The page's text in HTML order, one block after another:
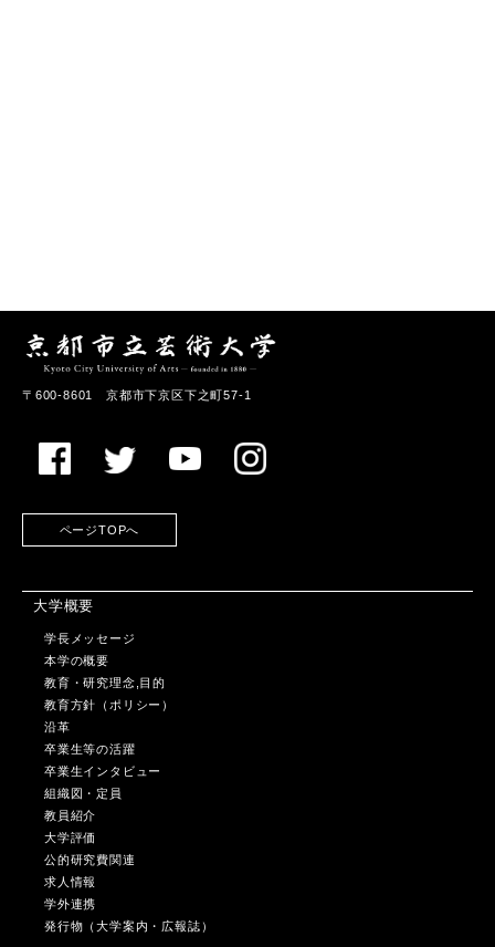
〒600-8601 京都市下京区下之町57-1
ページTOPへ
大学概要
学長メッセージ
本学の概要
教育・研究理念,目的
教育方針（ポリシー）
沿革
卒業生等の活躍
卒業生インタビュー
組織図・定員
教員紹介
大学評価
公的研究費関連
求人情報
学外連携
発行物（大学案内・広報誌）